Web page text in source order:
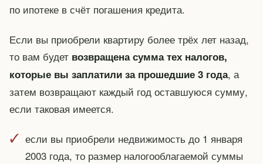
по ипотеке в счёт погашения кредита.
Если вы приобрели квартиру более трёх лет назад,
то вам будет возвращена сумма тех налогов,
которые вы заплатили за прошедшие 3 года, а
затем возвращают каждый год оставшуюся сумму,
если таковая имеется.
если вы приобрели недвижимость до 1 января
2003 года, то размер налогооблагаемой суммы